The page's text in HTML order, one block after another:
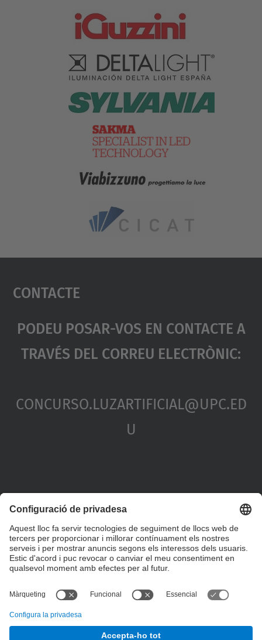
Contacte
Podeu Posar-Vos En Contacte A
Través Del Correu Electrònic:
Concurso.luzartificial@upc.ed
U
Formulari de contacte